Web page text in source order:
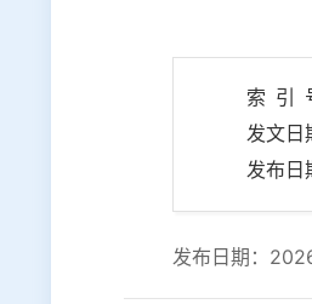
索 引
发文
发布
发布日期：